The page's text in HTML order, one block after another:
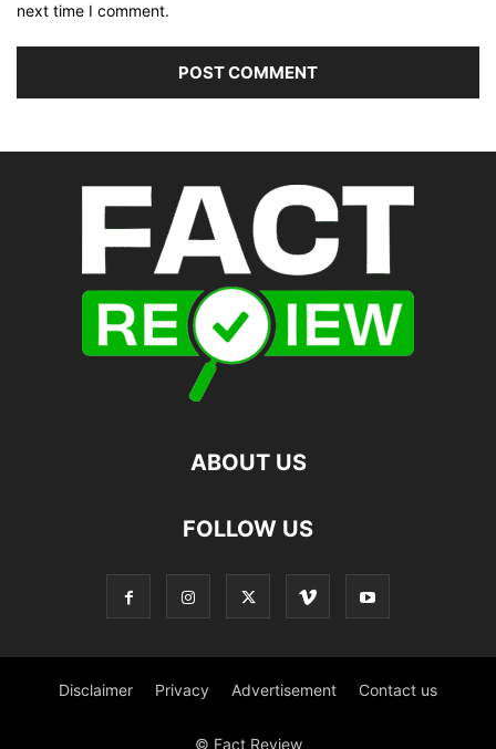
next time I comment.
ABOUT US
FOLLOW US
Disclaimer Privacy Advertisement Contact us
© Fact Review